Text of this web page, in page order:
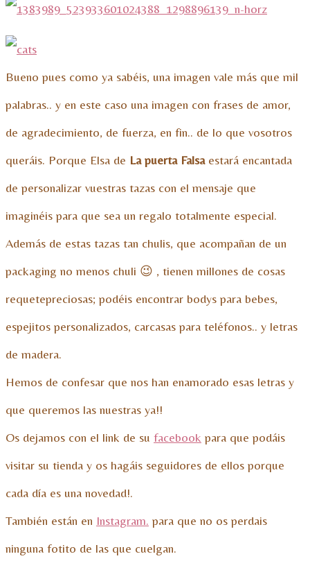
Bueno pues como ya sabéis, una imagen vale más que mil
palabras.. y en este caso una imagen con frases de amor,
de agradecimiento, de fuerza, en fin.. de lo que vosotros
queráis. Porque Elsa de La puerta Falsa estará encantada
de personalizar vuestras tazas con el mensaje que
imaginéis para que sea un regalo totalmente especial.
Además de estas tazas tan chulis, que acompañan de un
packaging no menos chuli 😉 , tienen millones de cosas
requetepreciosas; podéis encontrar bodys para bebes,
espejitos personalizados, carcasas para teléfonos.. y letras
de madera.
Hemos de confesar que nos han enamorado esas letras y
que queremos las nuestras ya!!
Os dejamos con el link de su facebook para que podáis
visitar su tienda y os hagáis seguidores de ellos porque
cada día es una novedad!.
También están en Instagram. para que no os perdais
ninguna fotito de las que cuelgan.